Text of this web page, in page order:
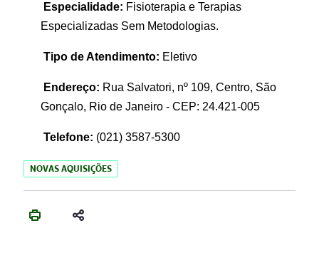
Especialidade: Fisioterapia e Terapias
Especializadas Sem Metodologias.
Tipo de Atendimento: Eletivo
Endereço: Rua Salvatori, nº 109, Centro, São
Gonçalo, Rio de Janeiro - CEP: 24.421-005
Telefone: (021) 3587-5300
NOVAS AQUISIÇÕES